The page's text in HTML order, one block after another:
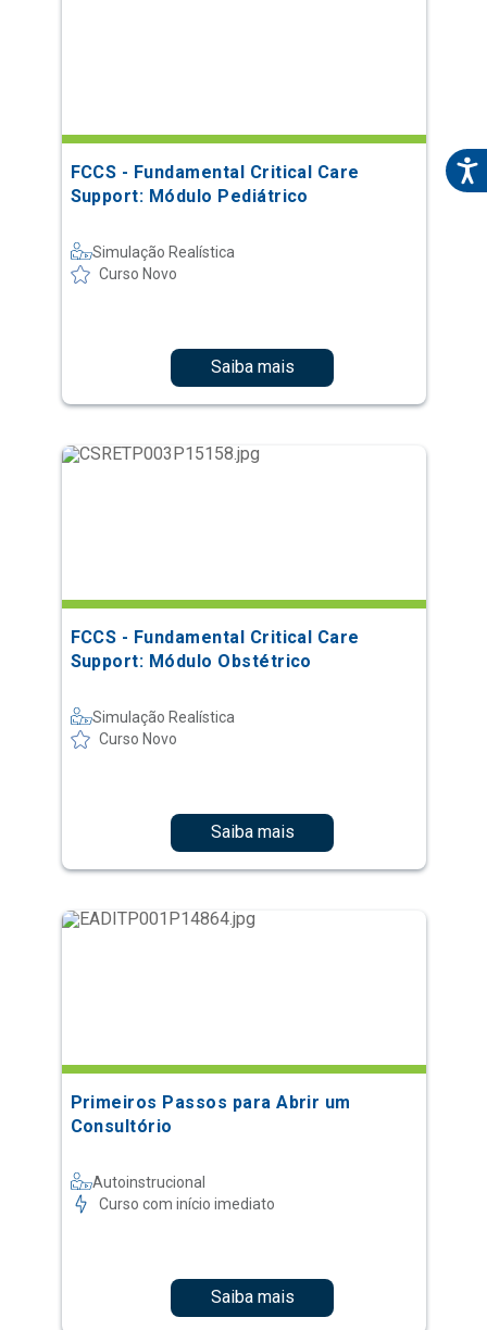
FCCS - Fundamental Critical Care
Support: Módulo Pediátrico
Simulação Realística
Curso Novo
Saiba mais
FCCS - Fundamental Critical Care
Support: Módulo Obstétrico
Simulação Realística
Curso Novo
Saiba mais
Primeiros Passos para Abrir um
Consultório
Autoinstrucional
Curso com início imediato
Saiba mais